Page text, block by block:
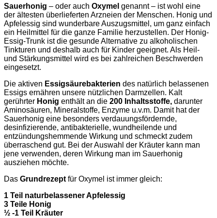
Oxymel
–
Immunbooster
für
die
kalte
Jahreszeit
Sauerhonig – oder auch Oxymel genannt – ist wohl eine
der ältesten überlieferten Arzneien der Menschen. Honig und
Apfelessig sind wunderbare Auszugsmittel, um ganz einfach
ein Heilmittel für die ganze Familie herzustellen. Der Honig-
Essig-Trunk ist die gesunde Alternative zu alkoholischen
Tinkturen und deshalb auch für Kinder geeignet. Als Heil-
und Stärkungsmittel wird es bei zahlreichen Beschwerden
eingesetzt.
Die aktiven Essigsäurebakterien des natürlich belassenen
Essigs ernähren unsere nützlichen Darmzellen. Kalt
gerührter Honig enthält an die 200 Inhaltsstoffe, darunter
Aminosäuren, Mineralstoffe, Enzyme u.v.m. Damit hat der
Sauerhonig eine besonders verdauungsfördernde,
desinfizierende, antibakterielle, wundheilende und
entzündungshemmende Wirkung und schmeckt zudem
überraschend gut. Bei der Auswahl der Kräuter kann man
jene verwenden, deren Wirkung man im Sauerhonig
ausziehen möchte.
Das Grundrezept für Oxymel ist immer gleich:
1 Teil naturbelassener Apfelessig
3 Teile Honig
½ -1 Teil Kräuter